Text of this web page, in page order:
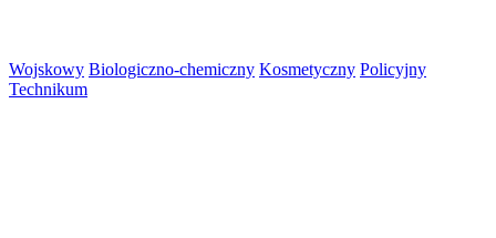
Wojskowy Biologiczno-chemiczny Kosmetyczny Policyjny
Technikum